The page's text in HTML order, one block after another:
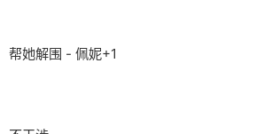
帮她解围 - 佩妮+1